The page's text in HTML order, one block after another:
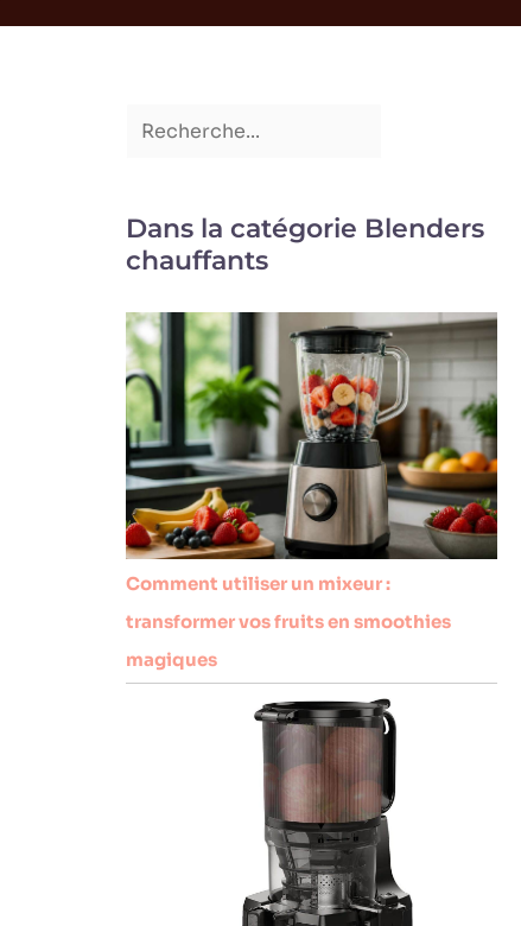
Dans la catégorie Blenders
chauffants
Comment utiliser un mixeur :
transformer vos fruits en smoothies
magiques